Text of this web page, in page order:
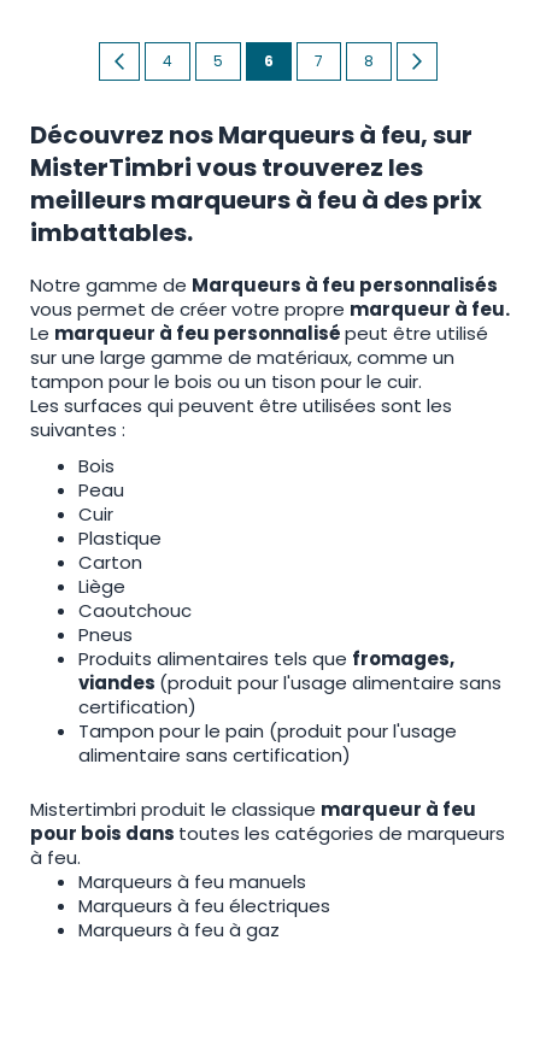
Page
Page
PreviousPage
4 Page
5
You're
reading
page
6 Page
7 Page
8
Découvrez nos Marqueurs à feu, sur
MisterTimbri vous trouverez les
meilleurs marqueurs à feu à des prix
imbattables.
Notre gamme de Marqueurs à feu personnalisés
vous permet de créer votre propre marqueur à feu.
Le marqueur à feu personnalisépeut être utilisé
sur une large gamme de matériaux, comme un
tampon pour le bois ou un tison pour le cuir.
Les surfaces qui peuvent être utilisées sont les
suivantes :
Bois
Peau
Cuir
Plastique
Carton
Liège
Caoutchouc
Pneus
Produits alimentaires tels que fromages,
viandes (produit pour l'usage alimentaire sans
certification)
Tampon pour le pain (produit pour l'usage
alimentaire sans certification)
Mistertimbri produit le classique marqueur à feu
pour bois dans toutes les catégories de marqueurs
à feu.
Marqueurs à feu manuels
Marqueurs à feu électriques
Marqueurs à feu à gaz